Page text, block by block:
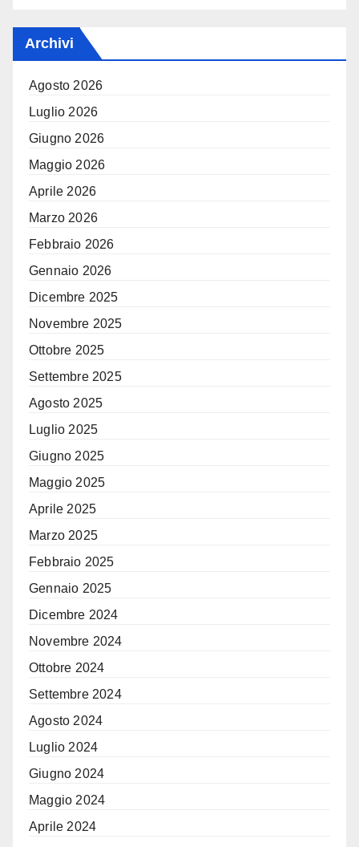
Archivi
Agosto 2026
Luglio 2026
Giugno 2026
Maggio 2026
Aprile 2026
Marzo 2026
Febbraio 2026
Gennaio 2026
Dicembre 2025
Novembre 2025
Ottobre 2025
Settembre 2025
Agosto 2025
Luglio 2025
Giugno 2025
Maggio 2025
Aprile 2025
Marzo 2025
Febbraio 2025
Gennaio 2025
Dicembre 2024
Novembre 2024
Ottobre 2024
Settembre 2024
Agosto 2024
Luglio 2024
Giugno 2024
Maggio 2024
Aprile 2024